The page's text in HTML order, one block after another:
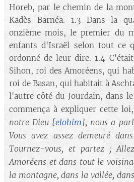
Horeb, par le chemin de la
Kadès Barnéa. 1.3 Dans la
onzième mois, le premier du
enfants d'Israël selon tout ce
ordonné de leur dire. 1.4
Sihon, roi des Amoréens, qui
roi de Basan, qui habitait à
l'autre côté du Jourdain, dans
commença à expliquer cette
notre Dieu [elohim], nous a
Vous avez assez demeuré
Tournez-vous, et partez ;
Amoréens et dans tout le
la montagne, dans la vallée,